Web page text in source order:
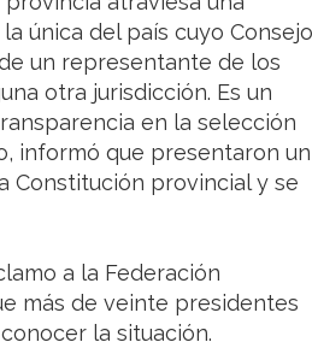
única del país cuyo Consejo
un representante de los
otra jurisdicción. Es un
en la selección
informó que presentaron un
Constitución provincial y se
a la Federación
más de veinte presidentes
la situación.